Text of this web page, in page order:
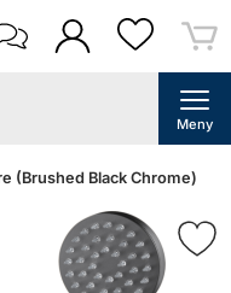
Meny
(Brushed Black Chrome)